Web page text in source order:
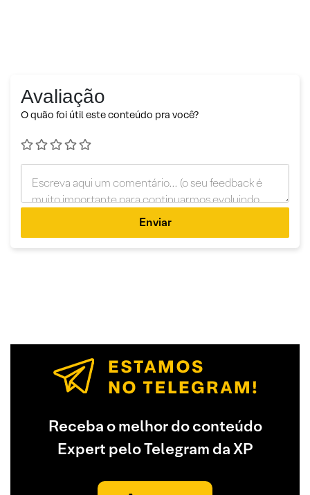
Avaliação
O quão foi útil este conteúdo pra você?
Enviar
Receba o melhor do conteúdo
Expert pelo Telegram da XP